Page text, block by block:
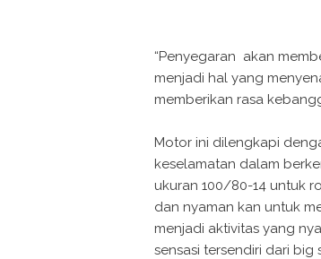
“Penyegaran akan
menjadi hal yang
memberikan rasa
Motor ini dilengkapi
keselamatan dalam
ukuran 100/80-14 untuk
dan nyaman kan untuk
menjadi aktivitas yang
sensasi tersendiri dari big